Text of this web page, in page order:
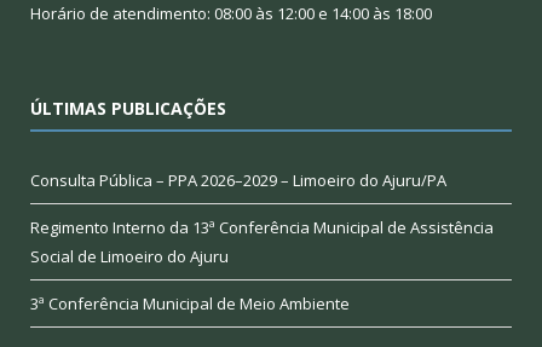
Horário de atendimento: 08:00 às 12:00 e 14:00 às 18:00
ÚLTIMAS PUBLICAÇÕES
Consulta Pública – PPA 2026–2029 – Limoeiro do Ajuru/PA
Regimento Interno da 13ª Conferência Municipal de Assistência
Social de Limoeiro do Ajuru
3ª Conferência Municipal de Meio Ambiente